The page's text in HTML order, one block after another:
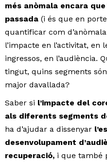
més anòmala encara
passada (i és que en
quantificar com
l’impacte en l’activitat, en
ingressos, en l’audiència.
tingut, quins segments
major davallada?
Saber si l’impacte del
als diferents segments
ha d’ajudar a dissenyar
desenvolupament
recuperació, i que també